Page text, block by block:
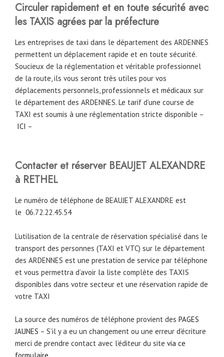
Circuler rapidement et en toute sécurité avec
les TAXIS agrées par la préfecture
Les entreprises de taxi dans le département des ARDENNES
permettent un déplacement rapide et en toute sécurité.
Soucieux de la réglementation et véritable professionnel
de la route, ils vous seront très utiles pour vos
déplacements personnels, professionnels et médicaux sur
le département des ARDENNES. Le tarif d’une course de
TAXI est soumis à une réglementation stricte disponible –
ICI –
Contacter et réserver BEAUJET ALEXANDRE
à RETHEL
Le numéro de téléphone de BEAUJET ALEXANDRE est
le 06.72.22.45.54
L’utilisation de la centrale de réservation spécialisé dans le
transport des personnes (TAXI et VTC) sur le département
des ARDENNES est une prestation de service par téléphone
et vous permettra d’avoir la liste complète des TAXIS
disponibles dans votre secteur et une réservation rapide de
votre TAXI
La source des numéros de téléphone provient des PAGES
JAUNES – S’il y a eu un changement ou une erreur d’écriture
merci de prendre contact avec l’éditeur du site via ce